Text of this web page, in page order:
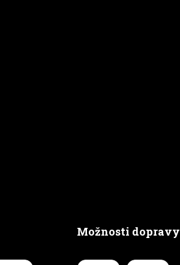
Možnosti dopravy